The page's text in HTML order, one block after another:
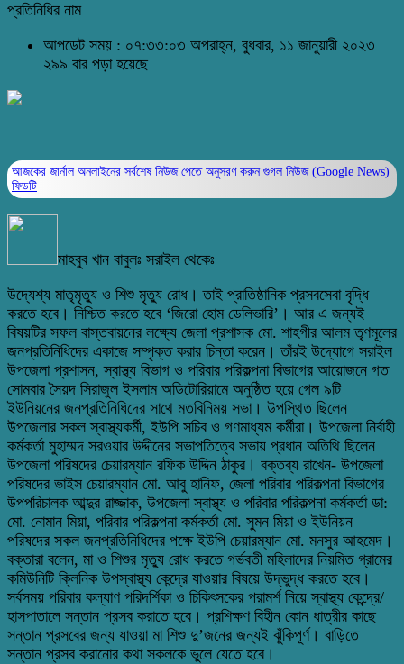
প্রতিনিধির নাম
আপডেট সময় : ০৭:৩৩:০৩ অপরাহ্ন, বুধবার, ১১ জানুয়ারী ২০২৩
২৯৯ বার পড়া হয়েছে
আজকের জার্নাল অনলাইনের সর্বশেষ নিউজ পেতে অনুসরণ করুন গুগল নিউজ (Google News)
ফিডটি
মাহবুব খান বাবুলঃ সরাইল থেকেঃ
উদ্যেশ্য মাতৃমৃত্যু ও শিশু মৃত্যু রোধ। তাই প্রাতিষ্ঠানিক প্রসবসেবা বৃদ্ধি
করতে হবে। নিশ্চিত করতে হবে ‘জিরো হোম ডেলিভারি’। আর এ জন্যই
বিষয়টির সফল বাস্তবায়নের লক্ষ্যে জেলা প্রশাসক মো. শাহগীর আলম তৃণমূলের
জনপ্রতিনিধিদের একাজে সম্পৃক্ত করার চিন্তা করেন। তাঁরই উদ্যোগে সরাইল
উপজেলা প্রশাসন, স্বাস্থ্য বিভাগ ও পরিবার পরিকল্পনা বিভাগের আয়োজনে গত
সোমবার সৈয়দ সিরাজুল ইসলাম অডিটোরিয়ামে অনুষ্ঠিত হয়ে গেল ৯টি
ইউনিয়নের জনপ্রতিনিধিদের সাথে মতবিনিময় সভা। উপস্থিত ছিলেন
উপজেলার সকল স্বাস্থ্যকর্মী, ইউপি সচিব ও গণমাধ্যম কর্মীরা। উপজেলা নির্বাহী
কর্মকর্তা মুহাম্মদ সরওয়ার উদ্দীনের সভাপতিত্বে সভায় প্রধান অতিথি ছিলেন
উপজেলা পরিষদের চেয়ারম্যান রফিক উদ্দিন ঠাকুর। বক্তব্য রাখেন- উপজেলা
পরিষদের ভাইস চেয়ারম্যান মো. আবু হানিফ, জেলা পরিবার পরিকল্পনা বিভাগের
উপপরিচালক আব্দুর রাজ্জাক, উপজেলা স্বাস্থ্য ও পরিবার পরিকল্পনা কর্মকর্তা ডা:
মো. নোমান মিয়া, পরিবার পরিকল্পনা কর্মকর্তা মো. সুমন মিয়া ও ইউনিয়ন
পরিষদের সকল জনপ্রতিনিধিদের পক্ষে ইউপি চেয়ারম্যান মো. মনসুর আহমেদ।
বক্তারা বলেন, মা ও শিশুর মৃত্যু রোধ করতে গর্ভবতী মহিলাদের নিয়মিত গ্রামের
কমিউনিটি ক্লিনিক উপস্বাস্থ্য কেন্দ্রে যাওয়ার বিষয়ে উদ্ভুদ্ধ করতে হবে।
সর্বসময় পরিবার কল্যাণ পরিদর্শিকা ও চিকিৎসকের পরামর্শ নিয়ে স্বাস্থ্য কেন্দ্রে/
হাসপাতালে সন্তান প্রসব করাতে হবে। প্রশিক্ষণ বিহীন কোন ধাত্রীর কাছে
সন্তান প্রসবের জন্য যাওয়া মা শিশু দু’জনের জন্যই ঝুঁকিপূর্ণ। বাড়িতে
সন্তান প্রসব করানোর কথা সকলকে ভুলে যেতে হবে।